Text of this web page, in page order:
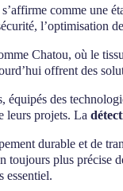
s’affirme comme une
l’optimisation
Chatou, où le
offrent des
des
leurs projets. La
durable et de
plus précise
essentiel.